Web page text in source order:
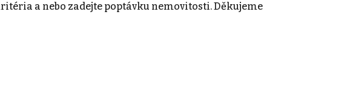
a nebo zadejte poptávku nemovitosti. Děkujeme